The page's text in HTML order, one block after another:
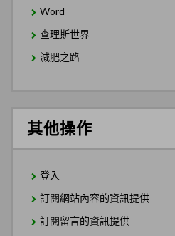
Word
查理斯世界
減肥之路
其他操作
登入
訂閱網站內容的資訊提供
訂閱留言的資訊提供